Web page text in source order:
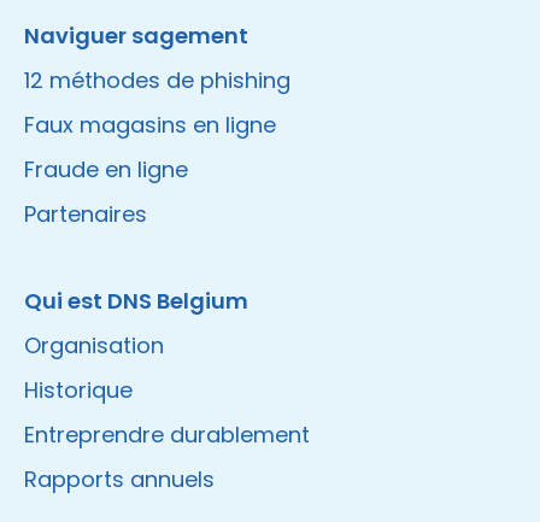
Naviguer sagement
12 méthodes de phishing
Faux magasins en ligne
Fraude en ligne
Partenaires
Qui est DNS Belgium
Organisation
Historique
Entreprendre durablement
Rapports annuels